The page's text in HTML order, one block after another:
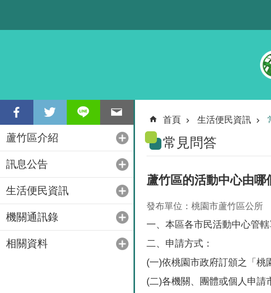
蘆竹區介紹
訊息公告
生活便民資訊
機關通訊錄
相關資料
首頁 生活便民資訊
常見問答
蘆竹區的活動中心由
發布單位：桃園市蘆竹區公所
一、本區各市民活動中心管
二、申請方式：
(一)依桃園市政府訂頒之「桃
(二)各機關、團體或個人申請